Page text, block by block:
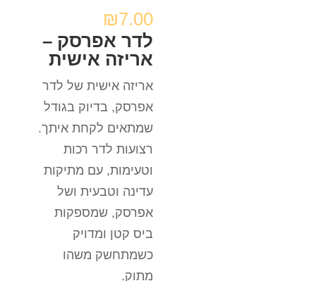
₪7.00
לדר אפרסק –
אריזה אישית
אריזה אישית של לדר
אפרסק, בדיוק בגודל
שמתאים לקחת איתך.
רצועות לדר רכות
וטעימות, עם מתיקות
עדינה וטבעית ושל
אפרסק, שמספקות
ביס קטן ומדויק
כשמתחשק משהו
מתוק.